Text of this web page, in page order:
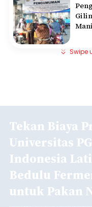
Swipe
Tekan Biaya
Universitas
Indonesia
Bedulu
untuk Pakan